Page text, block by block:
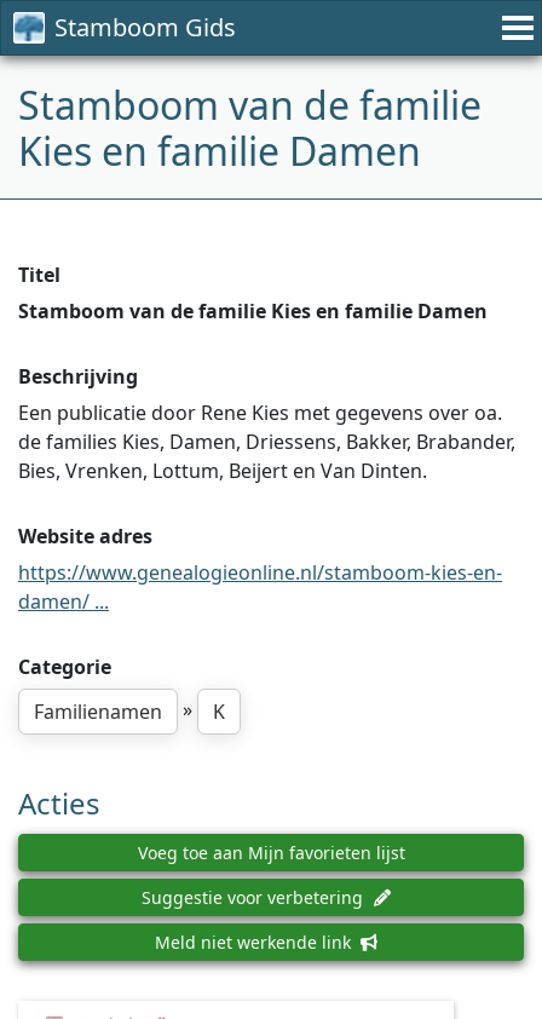
Stamboom Gids
Stamboom van de familie
Kies en familie Damen
Titel
Stamboom van de familie Kies en familie Damen
Beschrijving
Een publicatie door Rene Kies met gegevens over oa.
de families Kies, Damen, Driessens, Bakker, Brabander,
Bies, Vrenken, Lottum, Beijert en Van Dinten.
Website adres
https://www.genealogieonline.nl/stamboom-kies-en-
damen/ ...
Categorie
Familienamen
» K
Acties
Voeg toe aan Mijn favorieten lijst
Suggestie voor verbetering
Meld niet werkende link